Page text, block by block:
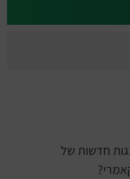
חדשות של